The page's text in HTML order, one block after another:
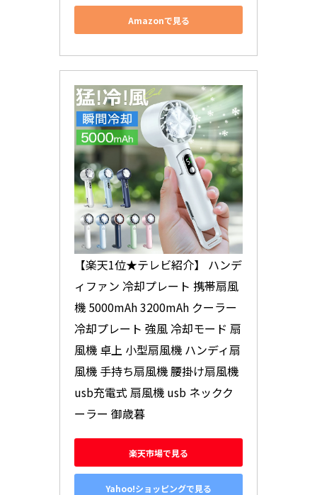
Amazonで見る
【楽天1位★テレビ紹介】 ハンデ
ィファン 冷却プレート 携帯扇風
機 5000mAh 3200mAh クーラー
冷却プレート 強風 冷却モード 扇
風機 卓上 小型扇風機 ハンディ扇
風機 手持ち扇風機 腰掛け扇風機
usb充電式 扇風機 usb ネックク
ーラー 御歳暮
楽天市場で見る
Yahoo!ショッピングで見る